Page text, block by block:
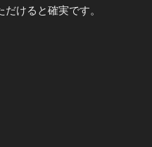
けると確実です。